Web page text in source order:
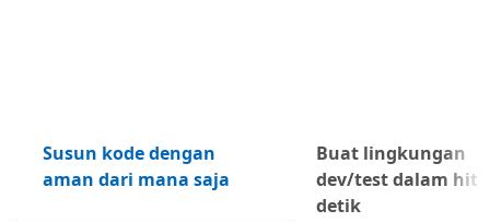
Susun kode dengan
aman dari mana saja
Buat lingkungan
dev/test dalam
detik